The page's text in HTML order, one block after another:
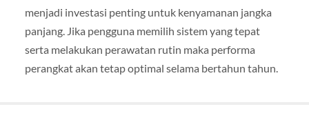
menjadi investasi penting untuk kenyamanan jangka
panjang. Jika pengguna memilih sistem yang tepat
serta melakukan perawatan rutin maka performa
perangkat akan tetap optimal selama bertahun tahun.